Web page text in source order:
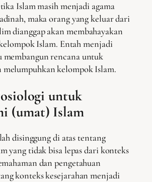
Islam masih menjadi agama
maka orang yang keluar dari
dianggap akan membahayakan
Islam. Entah menjadi
membangun rencana untuk
melumpuhkan kelompok Islam.
untuk
(umat) Islam
disinggung di atas tentang
yang tidak bisa lepas dari konteks
dan pengetahuan
konteks kesejarahan menjadi